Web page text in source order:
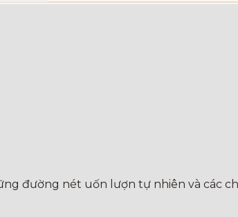
đường nét uốn lượn tự nhiên và các